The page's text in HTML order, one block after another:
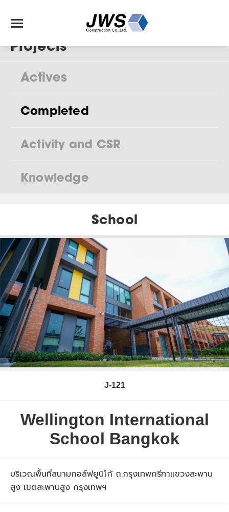
Projects
Actives
Completed
Activity and CSR
Knowledge
School
J-121
Wellington International
School Bangkok
บริเวณพื้นที่สนามกอล์ฟยูนิโก้ ถ.กรุงเทพกรีฑาแขวงสะพาน
สูง เขตสะพานสูง กรุงเทพฯ